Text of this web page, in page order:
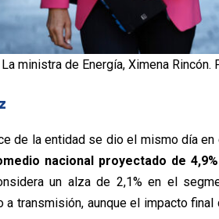
La ministra de Energía, Ximena Rincón.
de la entidad se dio el mismo día en
nacional proyectado de
un alza de 2,1% en el
a transmisión, aunque el impacto